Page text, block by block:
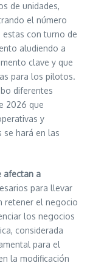
de unidades,
el número
estas con turno de
aludiendo a
clave y que
para los pilotos.
diferentes
2026 que
y
se hará en las
afectan a
para llevar
retener el negocio
los negocios
considerada
para el
la modificación